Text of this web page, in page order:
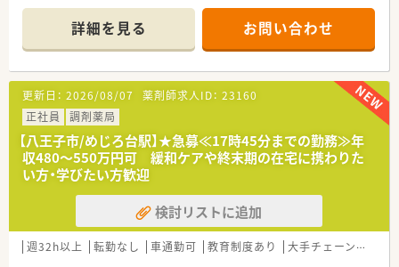
マイカー通勤が可能な求人です★
運転免許をお持ちの方、車通勤を希望されている方にオススメで
す。
◎こんな会社です◎
■八王子市内で複数店舗の薬局を運営するグループ会社に所属
しています。
■八王子薬剤師会に所属しており、高尾地区を盛り上げるために
地域との連携を強化しております。
■地域連携薬局、健康サポート薬局も取得するなど、国の指針に
沿って運営をしており、選ばれる薬局作りしています。
■勉強会やセミナーを定期的に開催しており、ステップアップし
ていただける環境が整っています。
■八王子市子育て応援企業に参加しており、子育てをしながら働
くことを応援している企業です。
詳細を見る お問い合わせ
更新日： 2026/08/07 薬剤師求人ID： 23160
正社員
調剤薬局
【八王子市/めじろ台駅】★急募≪17時45分までの勤務≫年
収480～550万円可 緩和ケアや終末期の在宅に携わりた
い方・学びたい方歓迎
検討リストに追加
週32h以上 転勤なし 車通勤可 教育制度あり 大手チェーン以外